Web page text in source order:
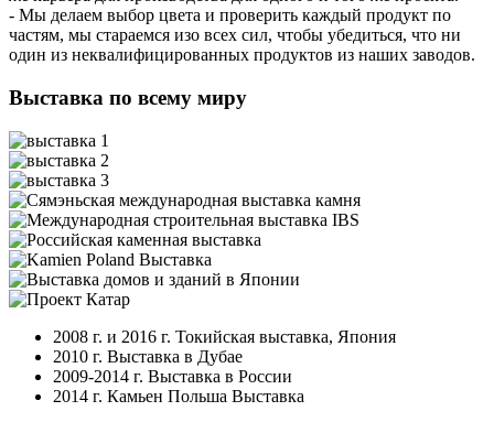
- Мы делаем выбор цвета и проверить каждый продукт по
частям, мы стараемся изо всех сил, чтобы убедиться, что ни
один из неквалифицированных продуктов из наших заводов.
Выставка по всему миру
2008 г. и 2016 г. Токийская выставка, Япония
2010 г. Выставка в Дубае
2009-2014 г. Выставка в России
2014 г. Камьен Польша Выставка